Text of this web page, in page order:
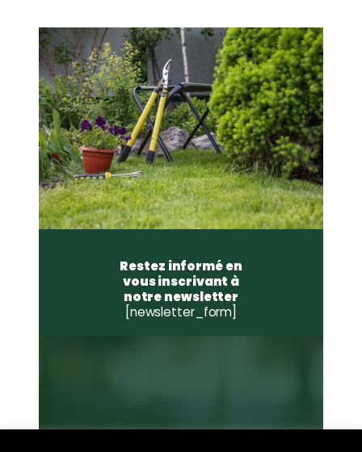
Restez informé en
vous inscrivant à
notre newsletter
[newsletter_form]